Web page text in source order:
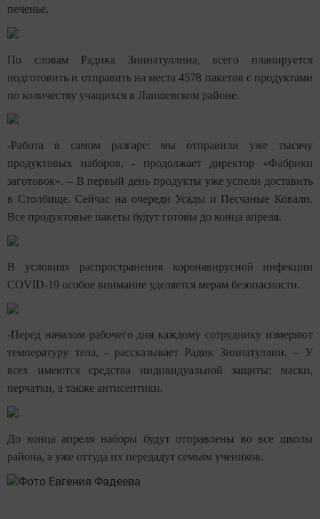
печенье.
По словам Радика Зиннатуллина, всего планируется
подготовить и отправить на места 4578 пакетов с продуктами
по количеству учащихся в Лаишевском районе.
-Работа в самом разгаре: мы отправили уже тысячу
продуктовых наборов, - продолжает директор «Фабрики
заготовок». – В первый день продукты уже успели доставить
в Столбище. Сейчас на очереди Усады и Песчаные Ковали.
Все продуктовые пакеты будут готовы до конца апреля.
В условиях распространения коронавирусной инфекции
COVID-19 особое внимание уделяется мерам безопасности.
-Перед началом рабочего дня каждому сотруднику измеряют
температуру тела, - рассказывает Радик Зиннатуллин. – У
всех имеются средства индивидуальной защиты: маски,
перчатки, а также антисептики.
До конца апреля наборы будут отправлены во все школы
района, а уже оттуда их передадут семьям учеников.
Фото Евгения Фадеева